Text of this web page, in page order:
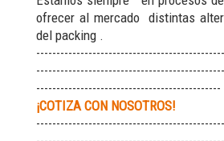
ofrecer al mercado distintas
del packing .
----------------------------------------------
¡COTIZA CON NOSOTROS!